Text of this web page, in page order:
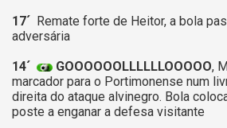
17´
Remate forte de Heitor, a bola
adversária
14´
GOOOOOOLLLLLLOOOOO,
marcador para o Portimonense num
direita do ataque alvinegro. Bola
poste a enganar a defesa visitante